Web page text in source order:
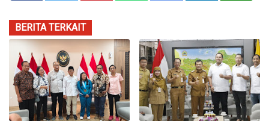
BERITA TERKAIT